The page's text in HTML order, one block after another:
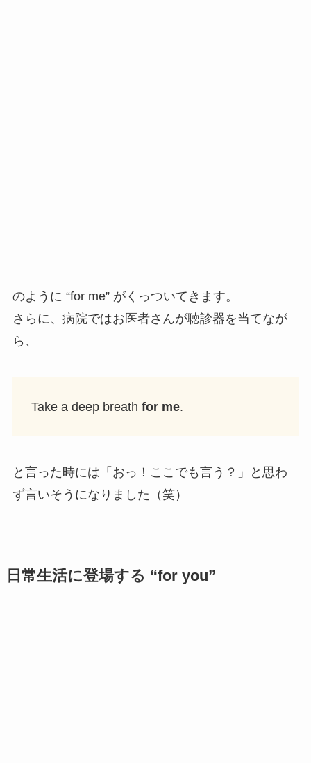
のように “for me” がくっついてきます。
さらに、病院ではお医者さんが聴診器を当てなが
ら、
Take a deep breath for me.
と言った時には「おっ！ここでも言う？」と思わ
ず言いそうになりました（笑）
日常生活に登場する “for you”